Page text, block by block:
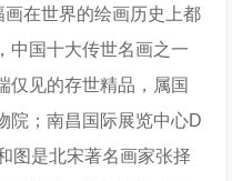
在世界的绘画历史上都
中国十大传世名画之一
仅见的存世精品，属国
院；南昌国际展览中心D
图是北宋著名画家张择